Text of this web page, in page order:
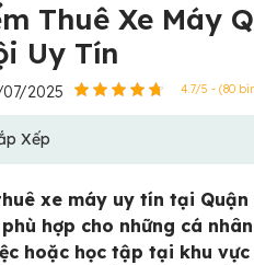
Thuê Xe Máy
Uy Tín
2025 4.7/5 - (80
Xếp
xe máy uy tín tại Quận
hợp cho những cá
hoặc học tập tại khu